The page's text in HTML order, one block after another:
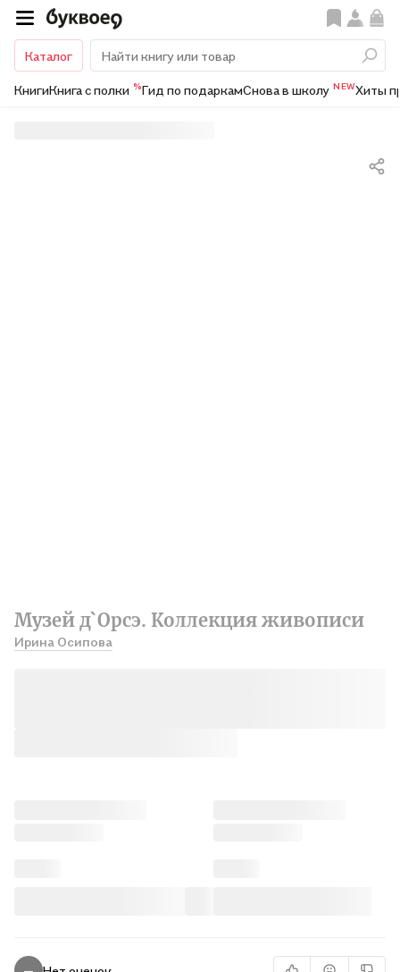
Каталог
КнигиКнига с полки %Гид по подаркамСнова в школу NEWХиты
Музей д`Орсэ. Коллекция живописи
Ирина Осипова